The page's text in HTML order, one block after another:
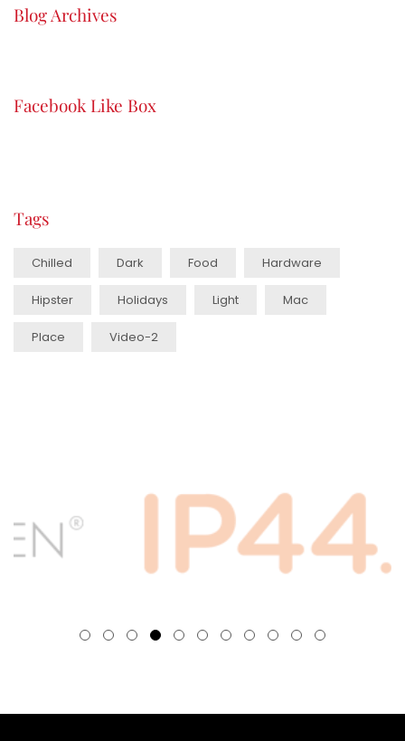
Blog Archives
Facebook Like Box
Tags
Chilled Dark Food Hardware
Hipster Holidays Light Mac
Place Video-2